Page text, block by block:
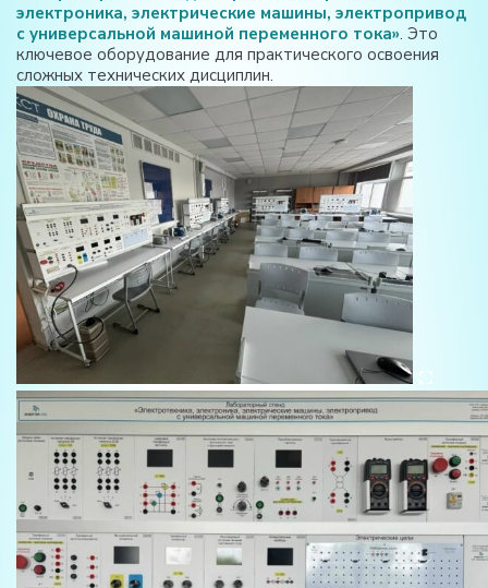
электроника, электрические машины, электропривод
с универсальной машиной переменного тока». Это
ключевое оборудование для практического освоения
сложных технических дисциплин.